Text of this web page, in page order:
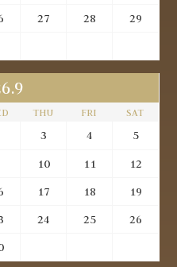
27 28
29
THU FRI SAT
3 4
5
10 11
12
17 18
19
24 25
26